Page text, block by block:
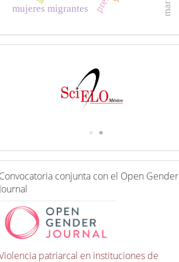
mujeres migrantes
C
o
Convocatoria conjunta con el Open Gender
Journal
patriarcal en instituciones de